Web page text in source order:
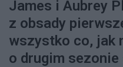
James i Aubrey
z obsady
wszystko co, jak
o drugim sezonie